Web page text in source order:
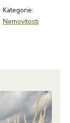
Kategorie:
Nemovitosti